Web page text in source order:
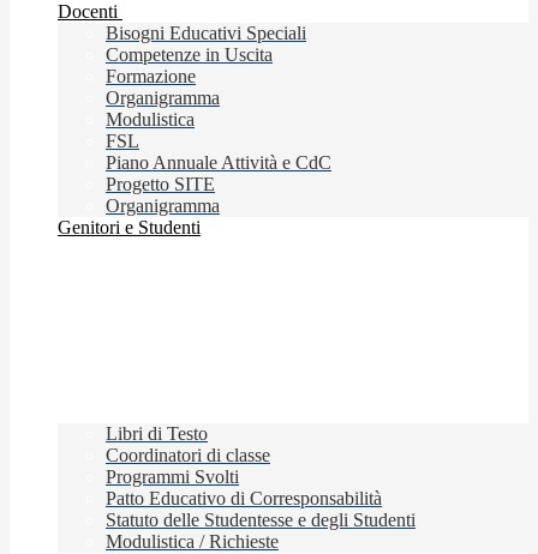
Docenti
Bisogni Educativi Speciali
Competenze in Uscita
Formazione
Organigramma
Modulistica
FSL
Piano Annuale Attività e CdC
Progetto SITE
Organigramma
Genitori e Studenti
Libri di Testo
Coordinatori di classe
Programmi Svolti
Patto Educativo di Corresponsabilità
Statuto delle Studentesse e degli Studenti
Modulistica / Richieste